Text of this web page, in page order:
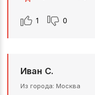
1 0
Иван С.
Из города Москва